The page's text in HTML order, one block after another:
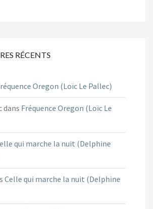
RÉCENTS
Oregon (Loïc Le Pallec)
dans Fréquence Oregon (Loïc Le
qui marche la nuit (Delphine
Celle qui marche la nuit (Delphine